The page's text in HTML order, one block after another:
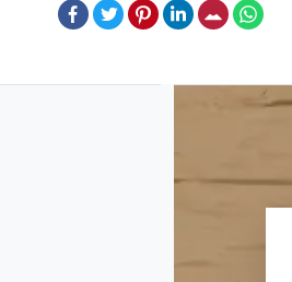
Facebook
TwitterPinterestLinkedInE-Mail